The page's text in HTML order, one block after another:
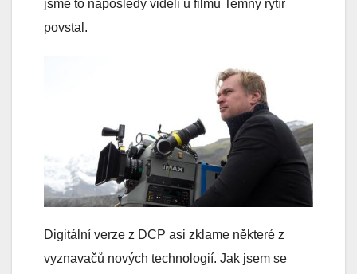
jsme to naposledy viděli u filmu Temný rytíř
povstal.
Digitální verze z DCP asi zklame některé z
vyznavačů nových technologií. Jak jsem se